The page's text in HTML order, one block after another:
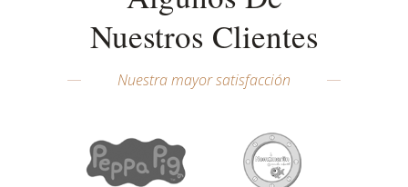
Nuestros Clientes
Nuestra mayor satisfacción